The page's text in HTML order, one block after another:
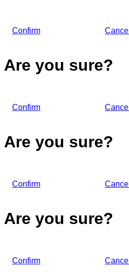
Confirm Cancel
Are you sure?
Confirm Cancel
Are you sure?
Confirm Cancel
Are you sure?
Confirm Cancel